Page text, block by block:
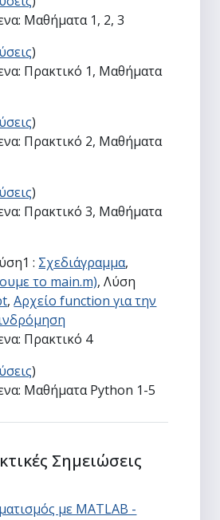
Μαθήματα 1, 2, 3
)
Πρακτικό 1, Μαθήματα
)
Πρακτικό 2, Μαθήματα
)
Πρακτικό 3, Μαθήματα
: Σχεδιάγραμμα,
το main.m), Λύση
,Αρχείο function για την
Πρακτικό 4
)
Μαθήματα Python 1-5
Σημειώσεις
με MATLAB -